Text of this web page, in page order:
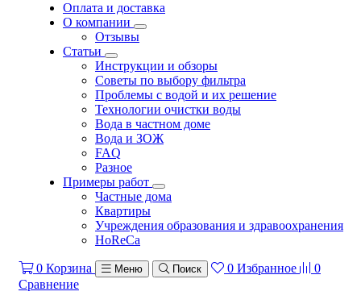
Оплата и доставка
О компании
Отзывы
Статьи
Инструкции и обзоры
Советы по выбору фильтра
Проблемы с водой и их решение
Технологии очистки воды
Вода в частном доме
Вода и ЗОЖ
FAQ
Разное
Примеры работ
Частные дома
Квартиры
Учреждения образования и здравоохранения
HoReCa
0 Корзина Меню Поиск 0 Избранное
0
Сравнение